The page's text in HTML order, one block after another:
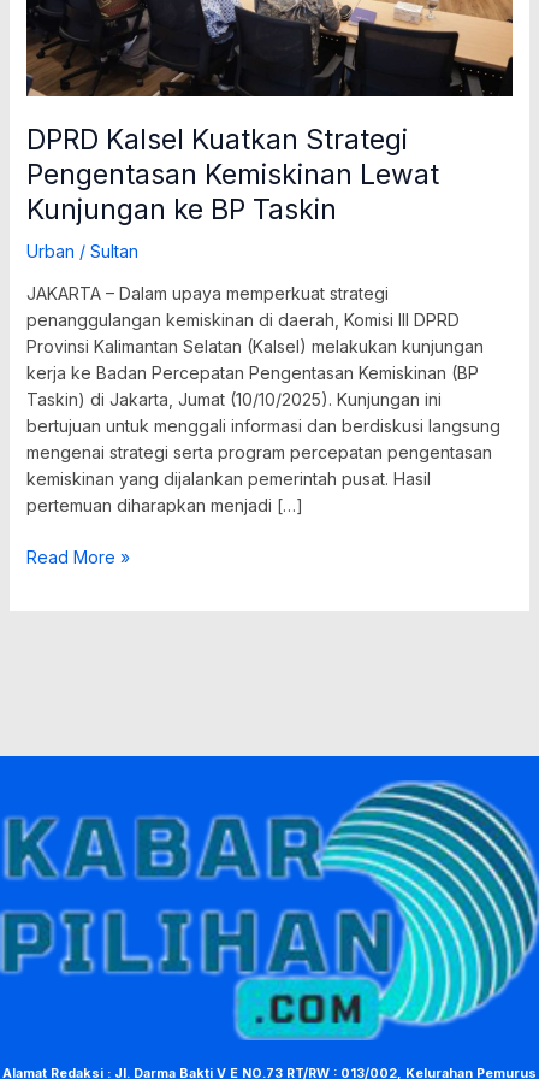
DPRD Kalsel Kuatkan Strategi
Pengentasan Kemiskinan Lewat
Kunjungan ke BP Taskin
Urban / Sultan
JAKARTA – Dalam upaya memperkuat strategi
penanggulangan kemiskinan di daerah, Komisi III DPRD
Provinsi Kalimantan Selatan (Kalsel) melakukan kunjungan
kerja ke Badan Percepatan Pengentasan Kemiskinan (BP
Taskin) di Jakarta, Jumat (10/10/2025). Kunjungan ini
bertujuan untuk menggali informasi dan berdiskusi langsung
mengenai strategi serta program percepatan pengentasan
kemiskinan yang dijalankan pemerintah pusat. Hasil
pertemuan diharapkan menjadi […]
BP
Taskin
Read More »
Alamat Redaksi : Jl. Darma Bakti V E NO.73 RT/RW : 013/002, Kelurahan Pemurus